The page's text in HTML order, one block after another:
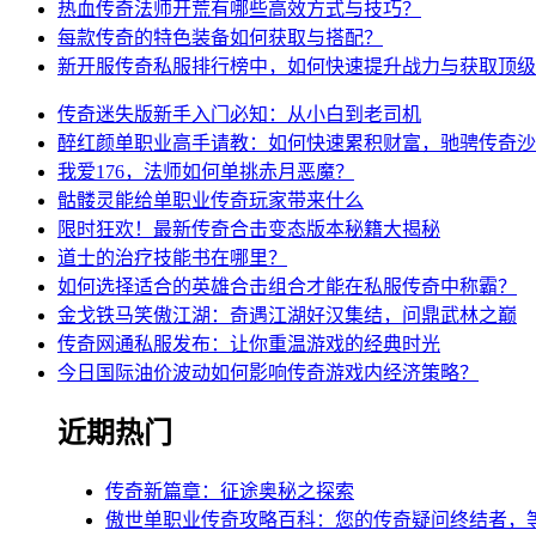
热血传奇法师开荒有哪些高效方式与技巧？
每款传奇的特色装备如何获取与搭配？
新开服传奇私服排行榜中，如何快速提升战力与获取顶级
传奇迷失版新手入门必知：从小白到老司机
醉红颜单职业高手请教：如何快速累积财富，驰骋传奇
我爱176，法师如何单挑赤月恶魔？
骷髅灵能给单职业传奇玩家带来什么
限时狂欢！最新传奇合击变态版本秘籍大揭秘
道士的治疗技能书在哪里？
如何选择适合的英雄合击组合才能在私服传奇中称霸？
金戈铁马笑傲江湖：奇遇江湖好汉集结，问鼎武林之巅
传奇网通私服发布：让你重温游戏的经典时光
今日国际油价波动如何影响传奇游戏内经济策略？
近期热门
传奇新篇章：征途奥秘之探索
傲世单职业传奇攻略百科：您的传奇疑问终结者，